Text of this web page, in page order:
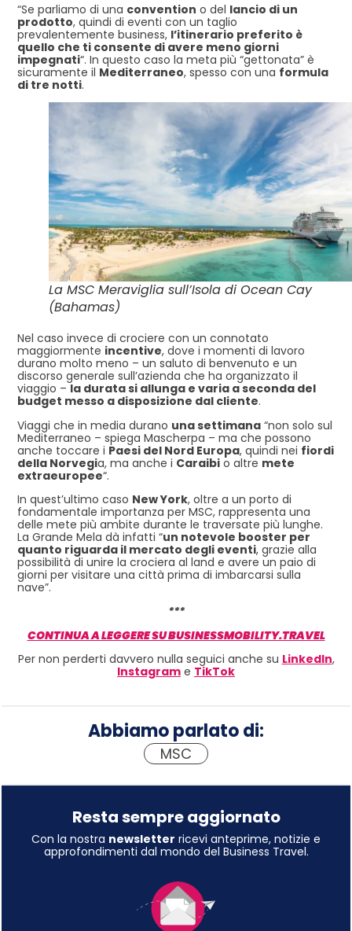
“Se parliamo di una convention o del lancio di un
prodotto, quindi di eventi con un taglio
prevalentemente business, l’itinerario preferito è
quello che ti consente di avere meno giorni
impegnati“. In questo caso la meta più “gettonata” è
sicuramente il Mediterraneo, spesso con una formula
di tre notti.
La MSC Meraviglia sull’Isola di Ocean Cay
(Bahamas)
Nel caso invece di crociere con un connotato
maggiormente incentive, dove i momenti di lavoro
durano molto meno – un saluto di benvenuto e un
discorso generale sull’azienda che ha organizzato il
viaggio – la durata si allunga e varia a seconda del
budget messo a disposizione dal cliente.
Viaggi che in media durano una settimana “non solo sul
Mediterraneo – spiega Mascherpa – ma che possono
anche toccare i Paesi del Nord Europa, quindi nei fiordi
della Norvegia, ma anche i Caraibi o altre mete
extraeuropee“.
In quest’ultimo caso New York, oltre a un porto di
fondamentale importanza per MSC, rappresenta una
delle mete più ambite durante le traversate più lunghe.
La Grande Mela dà infatti “un notevole booster per
quanto riguarda il mercato degli eventi, grazie alla
possibilità di unire la crociera al land e avere un paio di
giorni per visitare una città prima di imbarcarsi sulla
nave”.
***
CONTINUA A LEGGERE SU BUSINESSMOBILITY.TRAVEL
Per non perderti davvero nulla seguici anche su LinkedIn,
Instagram e TikTok
Abbiamo parlato di:
MSC
Resta sempre aggiornato
Con la nostra newsletter ricevi anteprime, notizie e
approfondimenti dal mondo del Business Travel.